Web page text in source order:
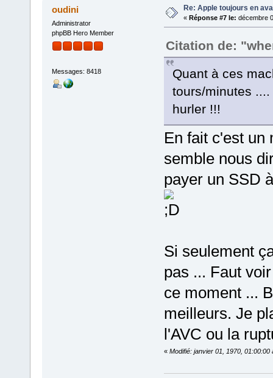
oudini
Administrator
phpBB Hero Member
Messages: 8418
Re: Apple toujours en
« Réponse #7 le: décembre
Citation de:
Quant à ces
tours/minutes
hurler !!!
En fait c'est un
semble nous
payer un SSD
Si seulement
pas ... Faut
ce moment ...
meilleurs. Je
l'AVC ou la
« Modifié: janvier 01, 1970, 01:00:00